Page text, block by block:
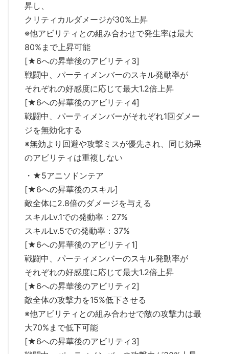
昇し、
クリティカルダメージが30%上昇
※他アビリティとの組み合わせで発生率は最大
80%まで上昇可能
[★6への昇華後のアビリティ3]
戦闘中、パーティメンバーのスキル発動率が
それぞれの好感度に応じて最大1.2倍上昇
[★6への昇華後のアビリティ4]
戦闘中、パーティメンバーがそれぞれ1回ダメー
ジを無効化する
※無効より回避や攻撃ミスが優先され、同じ効果
のアビリティは重複しない
・★5アニソドンテア
[★6への昇華後のスキル]
敵全体に2.8倍のダメージを与える
スキルLv.1での発動率：27%
スキルLv.5での発動率：37%
[★6への昇華後のアビリティ1]
戦闘中、パーティメンバーのスキル発動率が
それぞれの好感度に応じて最大1.2倍上昇
[★6への昇華後のアビリティ2]
敵全体の攻撃力を15%低下させる
※他アビリティとの組み合わせで敵の攻撃力は最
大70%まで低下可能
[★6への昇華後のアビリティ3]